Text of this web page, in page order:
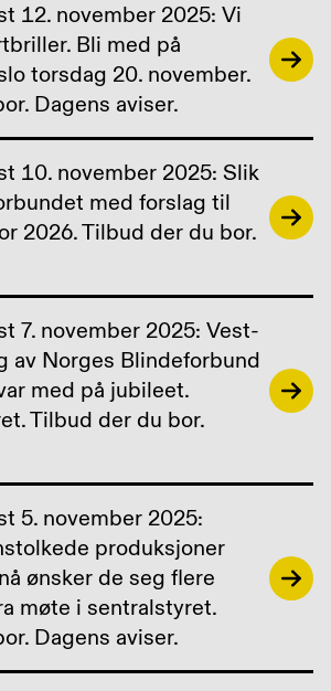
12. november 2025: Vi
Bli med på
torsdag 20. november.
Dagens aviser.
10. november 2025: Slik
med forslag til
2026. Tilbud der du bor.
7. november 2025: Vest-
av Norges Blindeforbund
med på jubileet.
Tilbud der du bor.
5. november 2025:
produksjoner
ønsker de seg flere
møte i sentralstyret.
Dagens aviser.